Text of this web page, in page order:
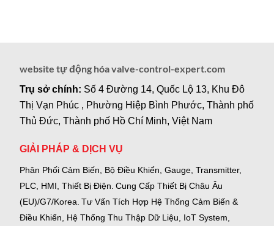
website tự động hóa valve-control-expert.com
Trụ sở chính: Số 4 Đường 14, Quốc Lộ 13, Khu Đô
Thị Vạn Phúc , Phường Hiệp Bình Phước, Thành phố
Thủ Đức, Thành phố Hồ Chí Minh, Việt Nam
GIẢI PHÁP & DỊCH VỤ
Phân Phối Cảm Biến, Bộ Điều Khiển, Gauge, Transmitter,
PLC, HMI, Thiết Bị Điện. Cung Cấp Thiết Bị Châu Âu
(EU)/G7/Korea. Tư Vấn Tích Hợp Hệ Thống Cảm Biến &
Điều Khiển, Hệ Thống Thu Thập Dữ Liệu, IoT System,